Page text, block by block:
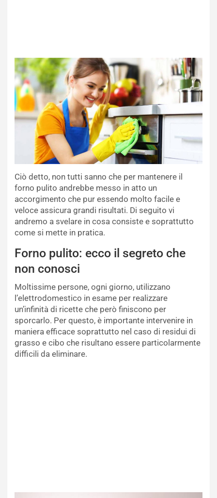
Ciò detto, non tutti sanno che per mantenere il
forno pulito andrebbe messo in atto un
accorgimento che pur essendo molto facile e
veloce assicura grandi risultati. Di seguito vi
andremo a svelare in cosa consiste e soprattutto
come si mette in pratica.
Forno pulito: ecco il segreto che
non conosci
Moltissime persone, ogni giorno, utilizzano
l’elettrodomestico in esame per realizzare
un’infinità di ricette che però finiscono per
sporcarlo. Per questo, è importante intervenire in
maniera efficace soprattutto nel caso di residui di
grasso e cibo che risultano essere particolarmente
difficili da eliminare.